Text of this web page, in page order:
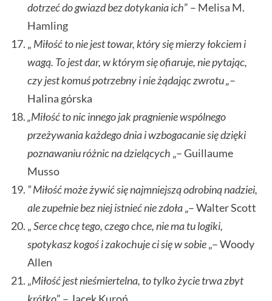
dotrzeć do gwiazd bez dotykania ich” – Melisa M.
Hamling
„ Miłość to nie jest towar, który się mierzy łokciem i
wagą. To jest dar, w którym się ofiaruje, nie pytając,
czy jest komuś potrzebny i nie żądając zwrotu „–
Halina górska
„Miłość to nic innego jak pragnienie wspólnego
przeżywania każdego dnia i wzbogacanie się dzięki
poznawaniu różnic na dzielących „– Guillaume
Musso
” Miłość może żywić się najmniejszą odrobiną nadziei,
ale zupełnie bez niej istnieć nie zdoła„– Walter Scott
„Serce chcę tego, czego chce, nie ma tu logiki,
spotykasz kogoś i zakochuje ci się w sobie„– Woody
Allen
„Miłość jest nieśmiertelna, to tylko życie trwa zbyt